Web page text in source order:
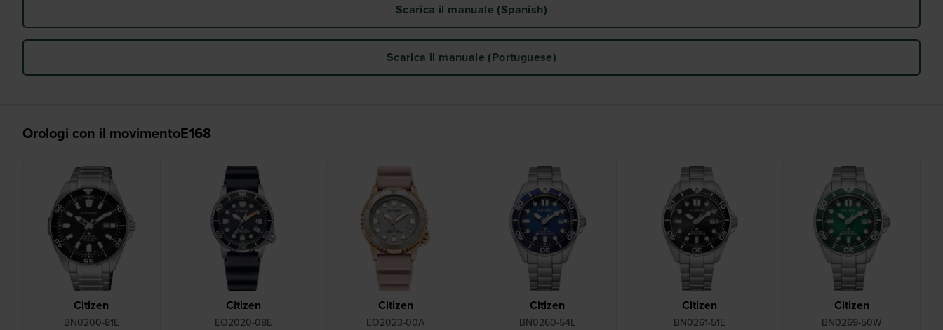
Scarica il manuale (Spanish)
Scarica il manuale (Portuguese)
Orologi con il movimentoE168
Citizen
BN0200-81E
Citizen
EO2020-08E
Citizen
EO2023-00A
Citizen
BN0260-54L
Citizen
BN0261-51E
Citizen
BN0269-50W